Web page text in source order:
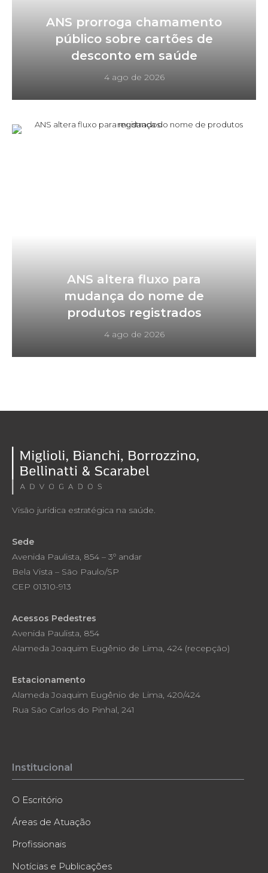
ANS prorroga chamamento
público sobre cartões de
desconto em saúde
4 ago de 2026
ANS altera fluxo para
mudança do nome de
produtos registrados
4 ago de 2026
Visão jurídica estratégica na saúde.
Sede
Avenida Paulista, 854 – 3º andar
Bela Vista – São Paulo/SP
CEP 01310-913
Acessos Pedestres
Avenida Paulista, 854
Alameda Joaquim Eugênio de Lima, 424 (recepção)
Estacionamento
Alameda Joaquim Eugênio de Lima, 420/424
Rua São Carlos do Pinhal, 241
Institucional
O Escritório
Áreas de Atuação
Profissionais
Notícias e Publicações